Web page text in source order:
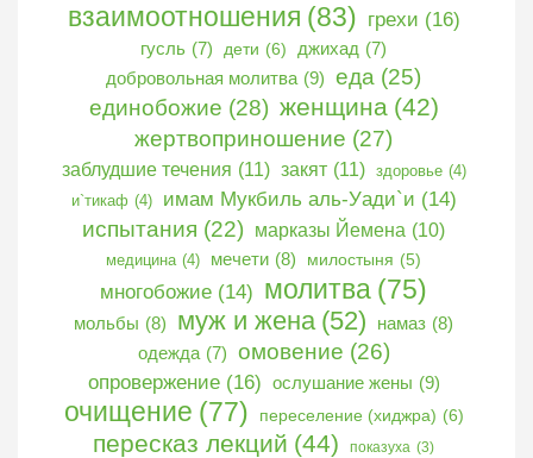
взаимоотношения (83) грехи (16)
гусль (7) дети (6) джихад (7)
добровольная молитва (9) еда (25)
единобожие (28) женщина (42)
жертвоприношение (27)
заблудшие течения (11) закят (11) здоровье (4)
и`тикаф (4) имам Мукбиль аль-Уади`и (14)
испытания (22) марказы Йемена (10)
медицина (4) мечети (8) милостыня (5)
многобожие (14) молитва (75)
мольбы (8) муж и жена (52) намаз (8)
одежда (7) омовение (26)
опровержение (16) ослушание жены (9)
очищение (77) переселение (хиджра) (6)
пересказ лекций (44) показуха (3)